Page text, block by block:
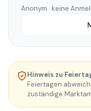
Anonym · keine
Hinweis zu
Feiertagen
zuständige